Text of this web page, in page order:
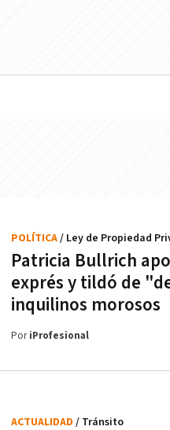
Patricia Bullrich
exprés y tildó de
inquilinos morosos
POLÍTICA/ Ley de Propiedad
PoriProfesional
ACTUALIDAD / Tránsito